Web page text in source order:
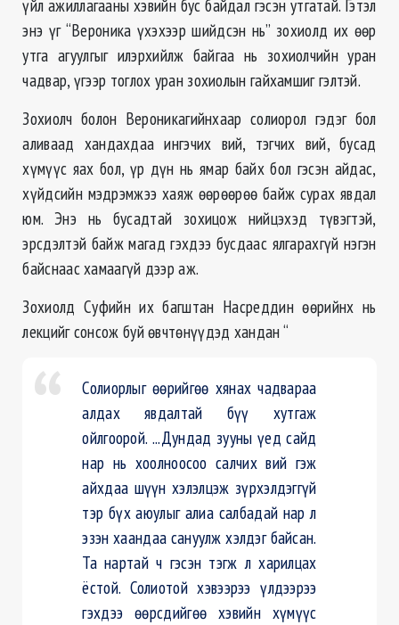
үйл ажиллагааны хэвийн бус байдал гэсэн утгатай. Гэтэл
энэ үг “Вероника үхэхээр шийдсэн нь” зохиолд их өөр
утга агуулгыг илэрхийлж байгаа нь зохиолчийн уран
чадвар, үгээр тоглох уран зохиолын гайхамшиг гэлтэй.
Зохиолч болон Вероникагийнхаар солиорол гэдэг бол
аливаад хандахдаа ингэчих вий, тэгчих вий, бусад
хүмүүс яах бол, үр дүн нь ямар байх бол гэсэн айдас,
хүйдсийн мэдрэмжээ хаяж өөрөөрөө байж сурах явдал
юм. Энэ нь бусадтай зохицож нийцэхэд түвэгтэй,
эрсдэлтэй байж магад гэхдээ бусдаас ялгарахгүй нэгэн
байснаас хамаагүй дээр аж.
Зохиолд Суфийн их багштан Насреддин өөрийнх нь
лекцийг сонсож буй өвчтөнүүдэд хандан “
Солиорлыг өөрийгөө хянах чадвараа
алдах явдалтай бүү хутгаж
ойлгоорой. ...Дундад зууны үед сайд
нар нь хоолноосоо салчих вий гэж
айхдаа шүүн хэлэлцэж зүрхэлдэггүй
тэр бүх аюулыг алиа салбадай нар л
эзэн хаандаа сануулж хэлдэг байсан.
Та нартай ч гэсэн тэгж л харилцах
ёстой. Солиотой хэвээрээ үлдээрээ
гэхдээ өөрсдийгөө хэвийн хүмүүс